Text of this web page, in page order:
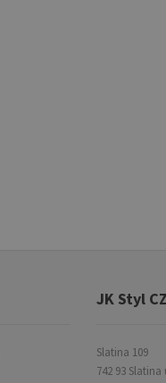
JK Styl
Slatina 109
742 93